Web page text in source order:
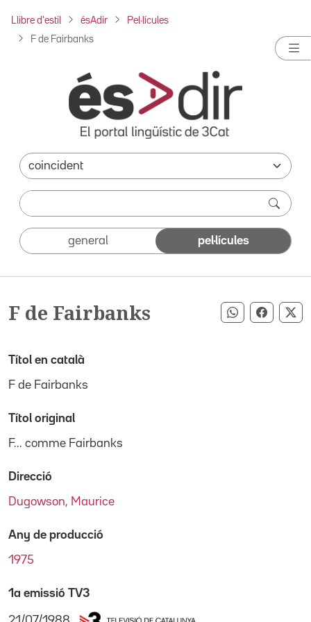
Llibre d'estil ésAdir Pel·lícules
F de Fairbanks
general pel·lícules
F de Fairbanks Compartir
Títol en català
F de Fairbanks
Títol original
F... comme Fairbanks
Direcció
Dugowson, Maurice
Any de producció
1975
1a emissió TV3